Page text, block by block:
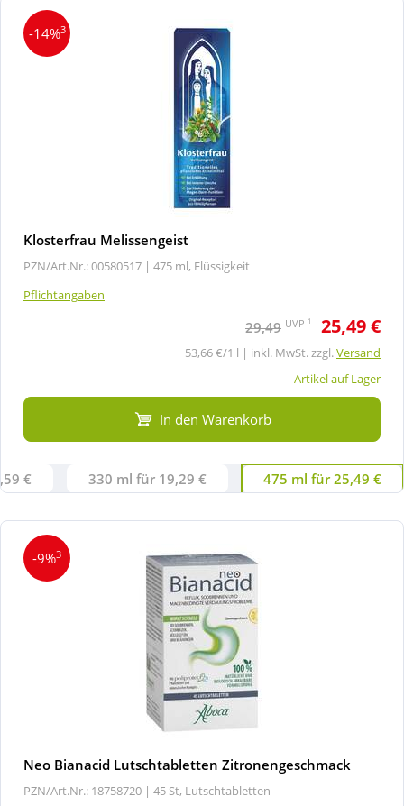
-14%3
Klosterfrau Melissengeist
PZN/Art.Nr.: 00580517 | 475 ml, Flüssigkeit
Pflichtangaben
29,49 UVP 1 25,49 €
53,66 €/1 l | inkl. MwSt. zzgl.Versand
Artikel auf Lager
In den Warenkorb
€ 330 ml für 19,29 € 475 ml für 25,49 €
-9%3
Neo Bianacid Lutschtabletten Zitronengeschmack
PZN/Art.Nr.: 18758720 | 45 St, Lutschtabletten